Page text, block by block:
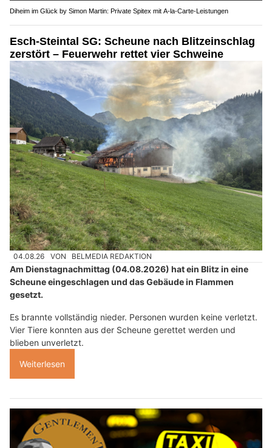
Diheim im Glück by Simon Martin: Private Spitex mit A-la-Carte-Leistungen
Esch-Steintal SG: Scheune nach Blitzeinschlag
zerstört – Feuerwehr rettet vier Schweine
04.08.26 VON BELMEDIA REDAKTION
Am Dienstagnachmittag (04.08.2026) hat ein Blitz in eine
Scheune eingeschlagen und das Gebäude in Flammen
gesetzt.
Es brannte vollständig nieder. Personen wurden keine verletzt.
Vier Tiere konnten aus der Scheune gerettet werden und
blieben unverletzt.
Weiterlesen